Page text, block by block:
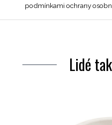
podmínkami ochrany
Lidé